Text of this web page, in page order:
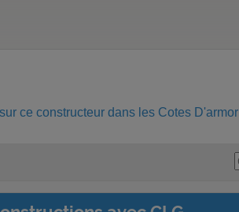
ce constructeur dans les Cotes D'armor